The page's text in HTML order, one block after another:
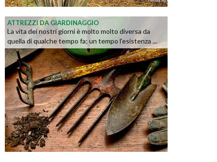
ATTREZZI DA GIARDINAGGIO
La vita dei nostri giorni è molto molto diversa da
quella di qualche tempo fa; un tempo l’esistenza ...